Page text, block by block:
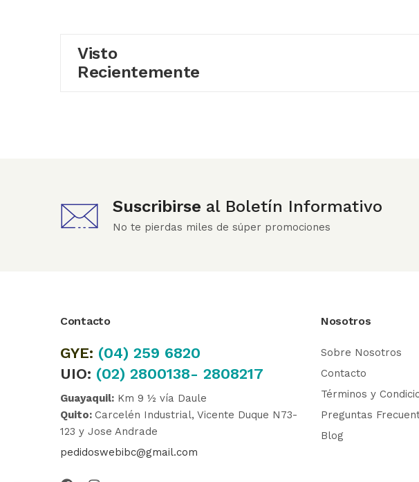
Visto
Recientemente
Suscribirse al Boletín Informativo
No te pierdas miles de súper promociones
Contacto
GYE: (04) 259 6820
UIO: (02) 2800138- 2808217
Guayaquil: Km 9 ½ vía Daule
Quito: Carcelén Industrial, Vicente Duque N73-
123 y Jose Andrade
pedidoswebibc@gmail.com
Nosotros
Sobre Nosotros
Contacto
Términos y
Preguntas
Blog